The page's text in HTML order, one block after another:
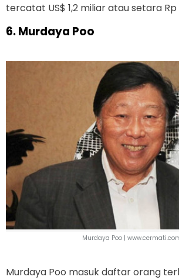
tercatat US$ 1,2 miliar atau setara Rp
6. Murdaya Poo
Murdaya Poo |
Murdaya Poo masuk daftar orang